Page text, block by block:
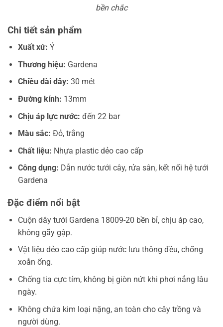
bền chắc
Chi tiết sản phẩm
Xuất xứ: Ý
Thương hiệu: Gardena
Chiều dài dây: 30 mét
Đường kính: 13mm
Chịu áp lực nước: đến 22 bar
Màu sắc: Đỏ, trắng
Chất liệu: Nhựa plastic dẻo cao cấp
Công dụng: Dẫn nước tưới cây, rửa sân, kết nối hệ tưới
Gardena
Đặc điểm nổi bật
Cuộn dây tưới Gardena 18009-20 bền bỉ, chịu áp cao,
không gãy gập.
Vật liệu dẻo cao cấp giúp nước lưu thông đều, chống
xoắn ống.
Chống tia cực tím, không bị giòn nứt khi phơi nắng lâu
ngày.
Không chứa kim loại nặng, an toàn cho cây trồng và
người dùng.